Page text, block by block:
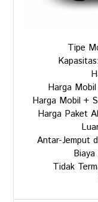
Tipe
Harga
Harga Mobil +
Harga Paket
Antar-Jemput
Tidak